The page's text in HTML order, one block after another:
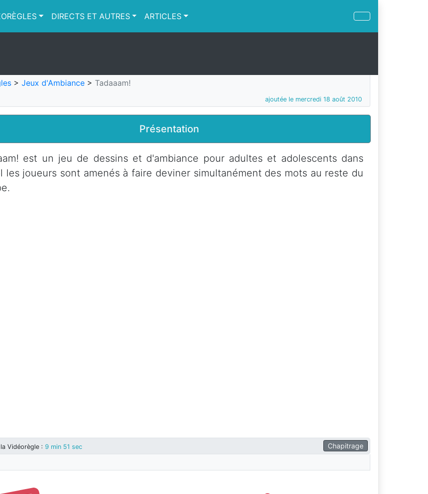
DIRECTS ET AUTRES ARTICLES
> Jeux d'Ambiance > Tadaaam!
ajoutée le mercredi 18 août 2010
Présentation
est un jeu de dessins et d'ambiance pour adultes et adolescents dans
les joueurs sont amenés à faire deviner simultanément des mots au reste du
Vidéorègle : 9 min 51 sec Chapitrage